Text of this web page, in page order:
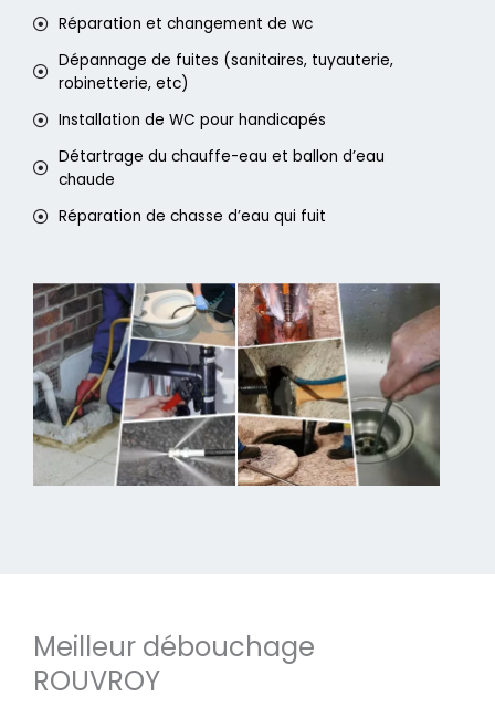
Réparation et changement de wc
Dépannage de fuites (sanitaires, tuyauterie,
robinetterie, etc)
Installation de WC pour handicapés
Détartrage du chauffe-eau et ballon d’eau
chaude
Réparation de chasse d’eau qui fuit
Meilleur débouchage
ROUVROY